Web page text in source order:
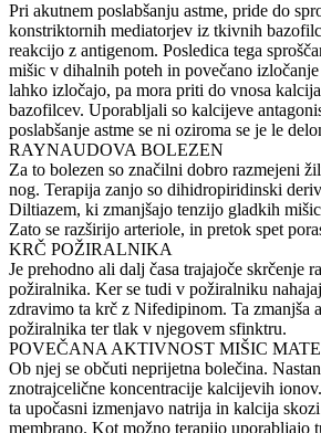
Pri akutnem poslabšanju astme, pride do
konstriktornih mediatorjev iz tkivnih
reakcijo z antigenom. Posledica tega
mišic v dihalnih poteh in povečano
lahko izločajo, pa mora priti do vnosa
bazofilcev. Uporabljali so kalcijeve
poslabšanje astme se ni oziroma se je le
RAYNAUDOVA BOLEZEN
Za to bolezen so značilni dobro razmejeni
nog. Terapija zanjo so dihidropiridinski
Diltiazem, ki zmanjšajo tenzijo gladkih
Zato se razširijo arteriole, in pretok spet
KRČ POŽIRALNIKA
Je prehodno ali dalj časa trajajoče skrčenje
požiralnika. Ker se tudi v požiralniku
zdravimo ta krč z Nifedipinom. Ta zmanjša
požiralnika ter tlak v njegovem sfinktru.
POVEČANA AKTIVNOST MIŠIC
Ob njej se občuti neprijetna bolečina.
znotrajcelične koncentracije kalcijevih
ta upočasni izmenjavo natrija in kalcija
membrano. Kot možno terapijo uporabljajo